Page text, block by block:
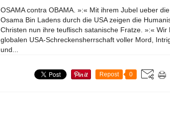
OSAMA contra OBAMA. »:« Mit ihrem Jubel ueber
Osama Bin Ladens durch die USA zeigen die
Christen nun ihre teuflisch satanische Fratze. »:« Wir
globalen USA-Schreckensherrschaft voller Mord,
und...
Repost 0